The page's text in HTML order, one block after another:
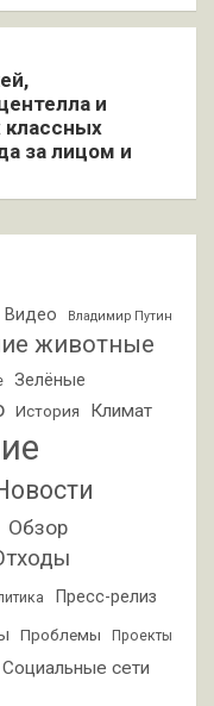
и
классных
за лицом и
Видео Владимир Путин
животные
Зелёные
История Климат
Обзор
Пресс-релиз
Проблемы Проекты
Социальные сети